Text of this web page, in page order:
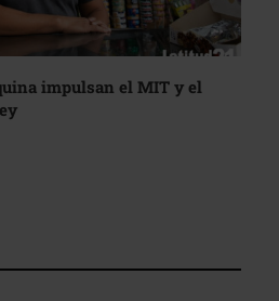
impulsan el MIT y el